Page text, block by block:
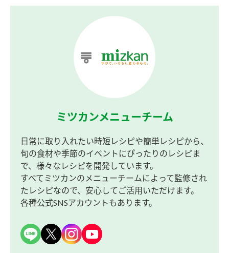
ミツカンメニューチーム
日常に取り入れたい時短レシピや簡単レシピから、
旬の食材や季節のイベントにぴったりのレシピま
で、様々なレシピを開発しています。
すべてミツカンのメニューチームによって監修され
たレシピなので、安心してご活用いただけます。
各種公式SNSアカウントもあります。